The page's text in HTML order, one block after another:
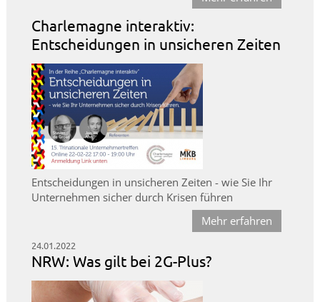
Charlemagne interaktiv:
Entscheidungen in unsicheren Zeiten
Entscheidungen in unsicheren Zeiten - wie Sie Ihr
Unternehmen sicher durch Krisen führen
Mehr erfahren
24.01.2022
NRW: Was gilt bei 2G-Plus?